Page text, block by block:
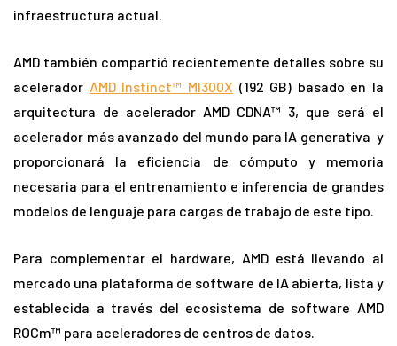
infraestructura actual.
AMD también compartió recientemente detalles sobre su
acelerador AMD Instinct™ MI300X (192 GB) basado en la
arquitectura de acelerador AMD CDNA™ 3, que será el
acelerador más avanzado del mundo para IA generativa y
proporcionará la eficiencia de cómputo y memoria
necesaria para el entrenamiento e inferencia de grandes
modelos de lenguaje para cargas de trabajo de este tipo.
Para complementar el hardware, AMD está llevando al
mercado una plataforma de software de IA abierta, lista y
establecida a través del ecosistema de software AMD
ROCm™ para aceleradores de centros de datos.